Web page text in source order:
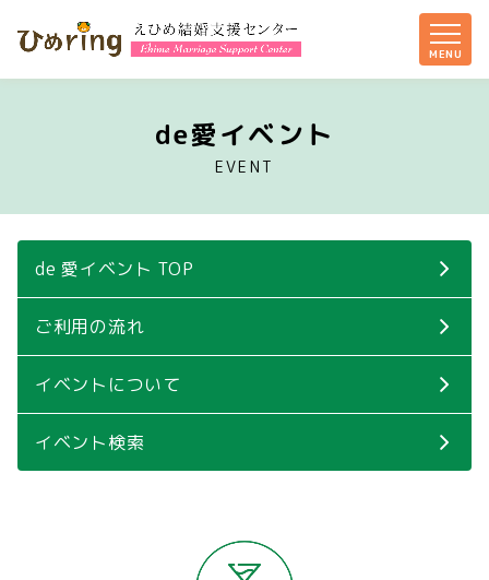
de愛イベント
EVENT
de 愛イベント TOP
ご利用の流れ
イベントについて
イベント検索